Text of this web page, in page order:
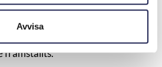
Avvisa
de skador uppkommit. Om
åtgärda skadorna skulle hen
för dessa men något
framställts.